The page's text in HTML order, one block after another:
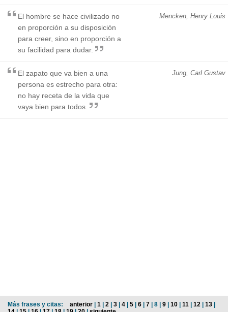
Mencken, Henry Louis
El hombre se hace civilizado no
en proporción a su disposición
para creer, sino en proporción a
su facilidad para dudar.
Jung, Carl Gustav
El zapato que va bien a una
persona es estrecho para otra:
no hay receta de la vida que
vaya bien para todos.
Más frases y citas: anterior | 1 | 2 | 3 | 4 | 5 | 6 | 7 | 8 | 9 | 10 | 11 | 12 | 13 |